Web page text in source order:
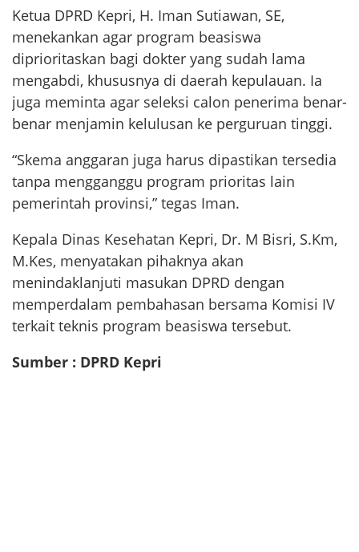
Ketua DPRD Kepri, H. Iman Sutiawan, SE,
menekankan agar program beasiswa
diprioritaskan bagi dokter yang sudah lama
mengabdi, khususnya di daerah kepulauan. Ia
juga meminta agar seleksi calon penerima benar-
benar menjamin kelulusan ke perguruan tinggi.
“Skema anggaran juga harus dipastikan tersedia
tanpa mengganggu program prioritas lain
pemerintah provinsi,” tegas Iman.
Kepala Dinas Kesehatan Kepri, Dr. M Bisri, S.Km,
M.Kes, menyatakan pihaknya akan
menindaklanjuti masukan DPRD dengan
memperdalam pembahasan bersama Komisi IV
terkait teknis program beasiswa tersebut.
Sumber : DPRD Kepri